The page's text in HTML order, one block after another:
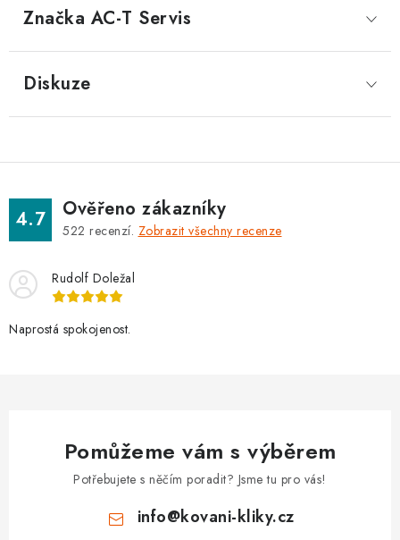
Kontakt O nás
Oboroví ODBORNÍCI
Doporučujeme
Značka AC-T Servis
Diskuze
4.7 Ověřeno zákazníky
522 recenzí. Zobrazit všechny recenze
Rudolf Doležal
Naprostá spokojenost.
Pomůžeme vám s výběrem
Potřebujete s něčím poradit? Jsme tu pro vás!
info@kovani-kliky.cz